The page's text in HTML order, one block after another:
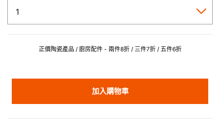
正價陶瓷產品 / 廚房配件 - 兩件8折 / 三件7折 / 五件6折
加入購物車